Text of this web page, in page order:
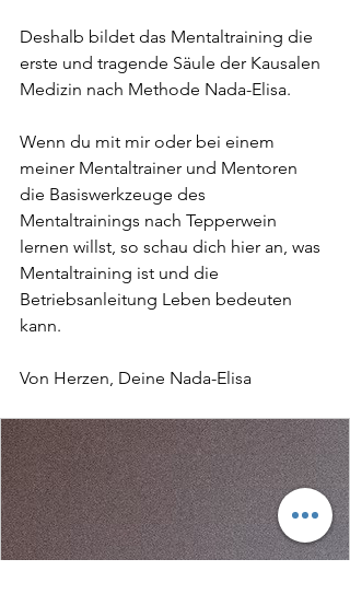
Deshalb bildet das Mentaltraining die
erste und tragende Säule der Kausalen
Medizin nach Methode Nada-Elisa.
Wenn du mit mir oder bei einem
meiner Mentaltrainer und Mentoren
die Basiswerkzeuge des
Mentaltrainings nach Tepperwein
lernen willst, so schau dich hier an, was
Mentaltraining ist und die
Betriebsanleitung Leben bedeuten
kann.
Von Herzen, Deine Nada-Elisa